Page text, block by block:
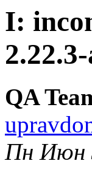
I:
QA
Пн Июн